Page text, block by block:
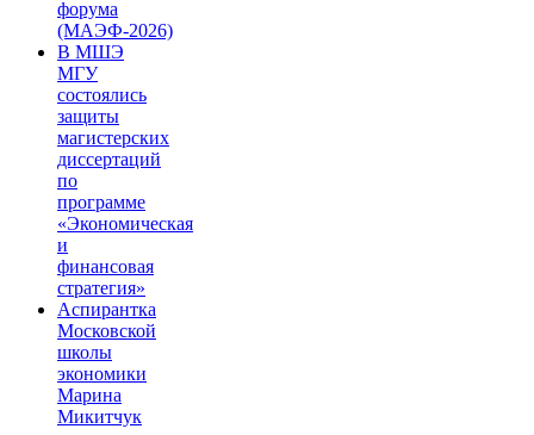
форума
(МАЭФ-2026)
В МШЭ
МГУ
состоялись
защиты
магистерских
диссертаций
по
программе
«Экономическая
и
финансовая
стратегия»
Аспирантка
Московской
школы
экономики
Марина
Микитчук